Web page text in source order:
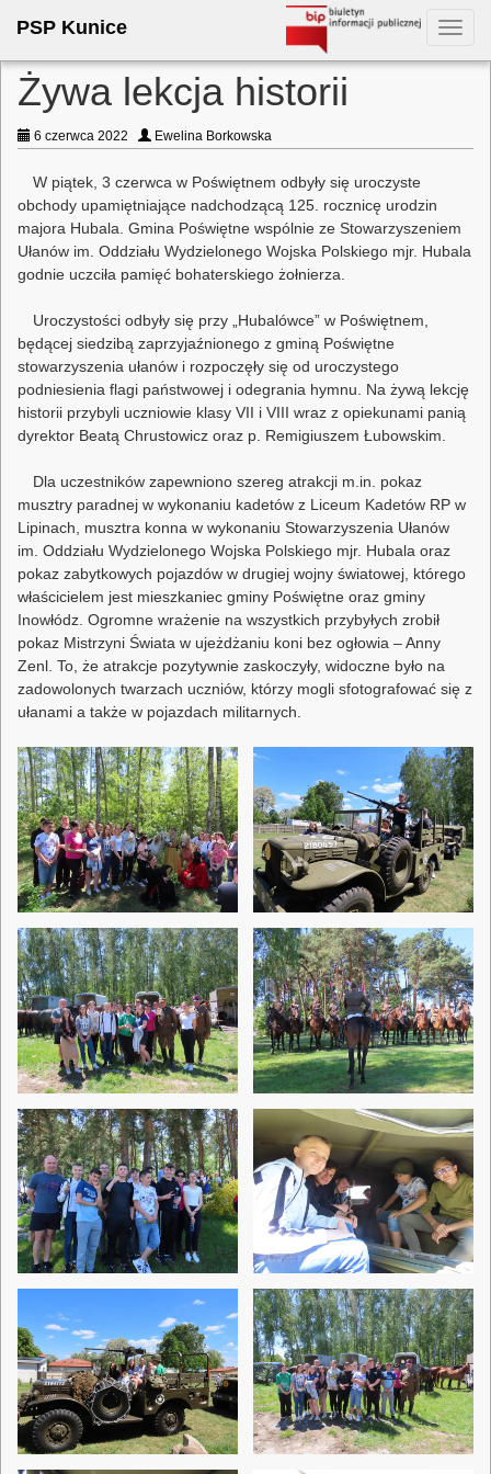
PSP Kunice
Żywa lekcja historii
6 czerwca 2022 Ewelina Borkowska
W piątek, 3 czerwca w Poświętnem odbyły się uroczyste
obchody upamiętniające nadchodzącą 125. rocznicę urodzin
majora Hubala. Gmina Poświętne wspólnie ze Stowarzyszeniem
Ułanów im. Oddziału Wydzielonego Wojska Polskiego mjr. Hubala
godnie uczciła pamięć bohaterskiego żołnierza.
Uroczystości odbyły się przy „Hubalówce” w Poświętnem,
będącej siedzibą zaprzyjaźnionego z gminą Poświętne
stowarzyszenia ułanów i rozpoczęły się od uroczystego
podniesienia flagi państwowej i odegrania hymnu. Na żywą lekcję
historii przybyli uczniowie klasy VII i VIII wraz z opiekunami panią
dyrektor Beatą Chrustowicz oraz p. Remigiuszem Łubowskim.
Dla uczestników zapewniono szereg atrakcji m.in. pokaz
musztry paradnej w wykonaniu kadetów z Liceum Kadetów RP w
Lipinach, musztra konna w wykonaniu Stowarzyszenia Ułanów
im. Oddziału Wydzielonego Wojska Polskiego mjr. Hubala oraz
pokaz zabytkowych pojazdów w drugiej wojny światowej, którego
właścicielem jest mieszkaniec gminy Poświętne oraz gminy
Inowłódz. Ogromne wrażenie na wszystkich przybyłych zrobił
pokaz Mistrzyni Świata w ujeżdżaniu koni bez ogłowia – Anny
Zenl. To, że atrakcje pozytywnie zaskoczyły, widoczne było na
zadowolonych twarzach uczniów, którzy mogli sfotografować się z
ułanami a także w pojazdach militarnych.